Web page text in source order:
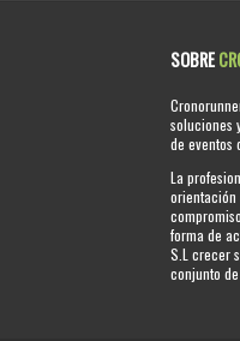
SOBRE
soluciones
de eventos
La
orientación
forma de
S.L crecer
conjunto